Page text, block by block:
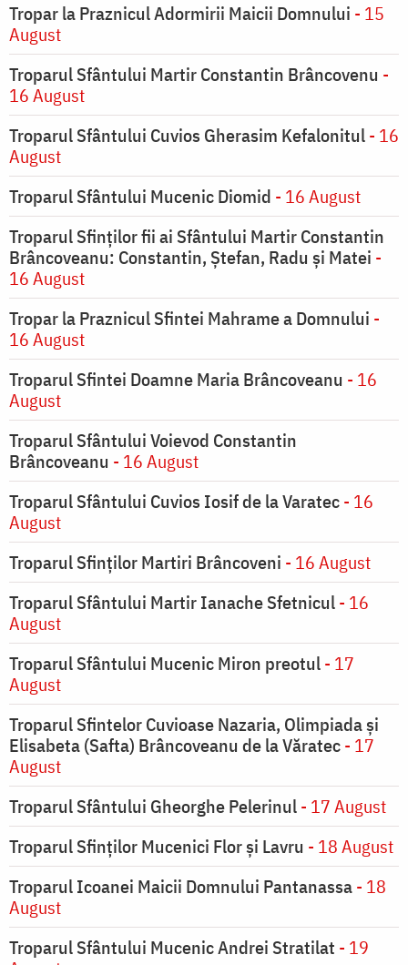
Tropar la Praznicul Adormirii Maicii Domnului - 15
August
Troparul Sfântului Martir Constantin Brâncovenu -
16 August
Troparul Sfântului Cuvios Gherasim Kefalonitul- 16
August
Troparul Sfântului Mucenic Diomid - 16 August
Troparul Sfinților fii ai Sfântului Martir Constantin
Brâncoveanu: Constantin, Ștefan, Radu și Matei -
16 August
Tropar la Praznicul Sfintei Mahrame a Domnului -
16 August
Troparul Sfintei Doamne Maria Brâncoveanu - 16
August
Troparul Sfântului Voievod Constantin
Brâncoveanu - 16 August
Troparul Sfântului Cuvios Iosif de la Varatec- 16
August
Troparul Sfinților Martiri Brâncoveni - 16 August
Troparul Sfântului Martir Ianache Sfetnicul- 16
August
Troparul Sfântului Mucenic Miron preotul- 17
August
Troparul Sfintelor Cuvioase Nazaria, Olimpiada și
Elisabeta (Safta) Brâncoveanu de la Văratec- 17
August
Troparul Sfântului Gheorghe Pelerinul- 17 August
Troparul Sfinţilor Mucenici Flor şi Lavru - 18 August
Troparul Icoanei Maicii Domnului Pantanassa- 18
August
Troparul Sfântului Mucenic Andrei Stratilat - 19